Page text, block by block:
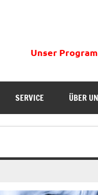
Unser
SERVICE ÜBER